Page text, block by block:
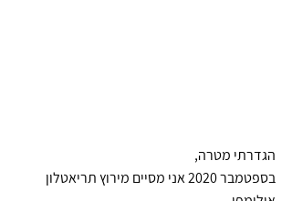
הגדרתי מטרה,
בספטמבר 2020 אני מסיים מירוץ תריאטלון